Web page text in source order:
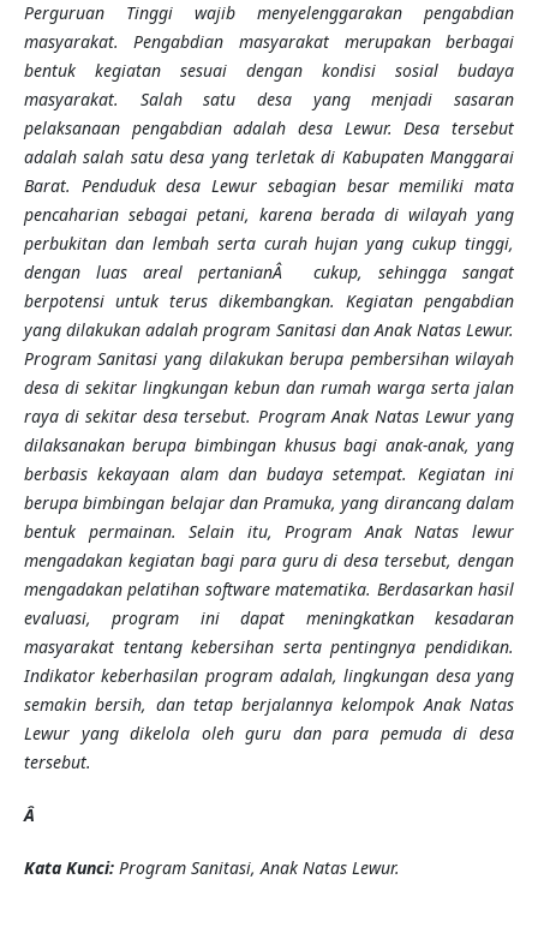
Perguruan Tinggi wajib menyelenggarakan pengabdian
masyarakat. Pengabdian masyarakat merupakanberbagai
bentuk kegiatan sesuai dengan kondisi sosial budaya
masyarakat. Salah satu desa yang menjadi sasaran
pelaksanaan pengabdian adalah desa Lewur. Desa tersebut
adalah salah satu desa yang terletak di Kabupaten Manggarai
Barat. Penduduk desa Lewur sebagian besar memiliki mata
pencaharian sebagai petani, karena berada di wilayah yang
perbukitan dan lembah serta curah hujan yang cukup tinggi,
dengan luas areal pertanianÂ cukup, sehingga sangat
berpotensi untuk terus dikembangkan. Kegiatan pengabdian
yang dilakukan adalah program Sanitasi dan Anak Natas Lewur.
Program Sanitasi yang dilakukan berupa pembersihan wilayah
desa di sekitar lingkungan kebun dan rumah warga serta jalan
raya di sekitar desa tersebut. Program Anak Natas Lewur yang
dilaksanakan berupa bimbingan khusus bagi anak-anak, yang
berbasis kekayaan alam dan budaya setempat. Kegiatan ini
berupa bimbingan belajar dan Pramuka, yang dirancang dalam
bentuk permainan. Selain itu, Program Anak Natas lewur
mengadakan kegiatan bagi para guru di desa tersebut, dengan
mengadakan pelatihan software matematika. Berdasarkan hasil
evaluasi, program ini dapat meningkatkan kesadaran
masyarakat tentang kebersihan serta pentingnya pendidikan.
Indikator keberhasilan program adalah, lingkungan desa yang
semakin bersih, dan tetap berjalannya kelompok Anak Natas
Lewur yang dikelola oleh guru dan para pemuda di desa
tersebut.
Â
Kata Kunci:Program Sanitasi, Anak Natas Lewur.